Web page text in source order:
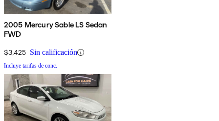
2005 Mercury Sable LS Sedan
FWD
$3,425 Sin calificación
Incluye tarifas de conc.